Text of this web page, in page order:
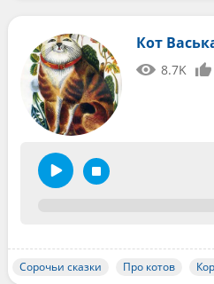
Кот
8.7K
Сорочьи сказки Про котов